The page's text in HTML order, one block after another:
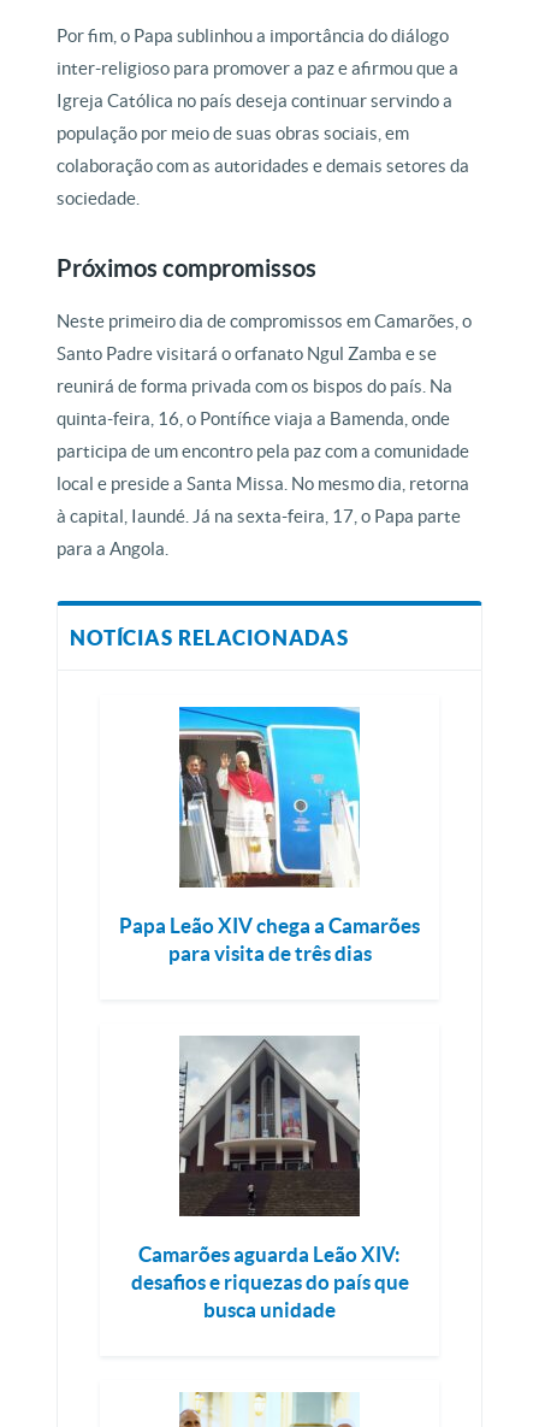
Por fim, o Papa sublinhou a importância do diálogo
inter-religioso para promover a paz e afirmou que a
Igreja Católica no país deseja continuar servindo a
população por meio de suas obras sociais, em
colaboração com as autoridades e demais setores da
sociedade.
Próximos compromissos
Neste primeiro dia de compromissos em Camarões, o
Santo Padre visitará o orfanato Ngul Zamba e se
reunirá de forma privada com os bispos do país. Na
quinta-feira, 16, o Pontífice viaja a Bamenda, onde
participa de um encontro pela paz com a comunidade
local e preside a Santa Missa. No mesmo dia, retorna
à capital, Iaundé. Já na sexta-feira, 17, o Papa parte
para a Angola.
NOTÍCIAS RELACIONADAS
Papa Leão XIV chega a Camarões
para visita de três dias
Camarões aguarda Leão XIV:
desafios e riquezas do país que
busca unidade